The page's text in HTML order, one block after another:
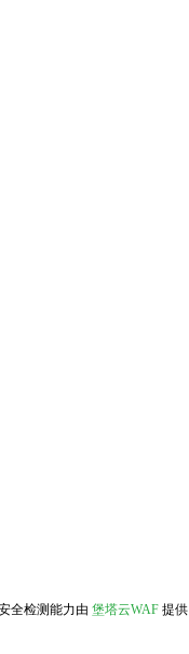
全检测能力由 堡塔云WAF 提供